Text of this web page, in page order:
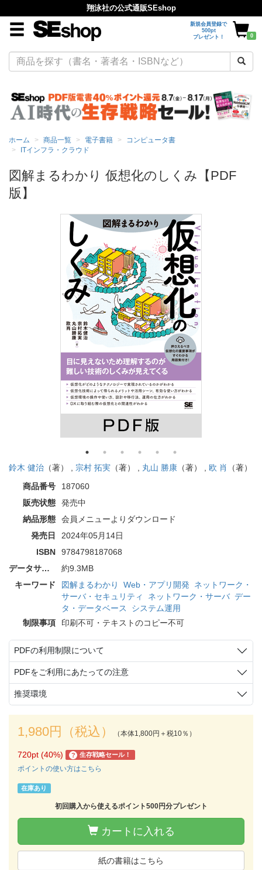
翔泳社の公式通販SEshop
新規会員登録で
500pt
プレゼント！
0
ホーム 商品一覧 電子書籍
コンピュータ書
ITインフラ・クラウド
図解まるわかり 仮想化のしくみ【PDF
版】
鈴木 健治 （著） , 宗村 拓実 （著） , 丸山 勝康 （著） , 欧 肖
（著）
商品番号
187060
販売状態
発売中
納品形態
会員メニューよりダウンロード
発売日
2024年05月14日
ISBN
9784798187068
データサイズ
約9.3MB
キーワード
図解まるわかり Web・アプリ開発
ネットワーク・
サーバ・セキュリティ
ネットワーク・サーバ デー
タ・データベース
システム運用
制限事項
印刷不可・テキストのコピー不可
PDFの利用制限について
PDFをご利用にあたっての注意
推奨環境
1,980円（税込） （本体1,800円＋税10％）
720pt (40%) ? 生存戦略セール！
ポイントの使い方はこちら
在庫あり
初回購入から使えるポイント500円分プレゼント
カートに入れる
紙の書籍はこちら